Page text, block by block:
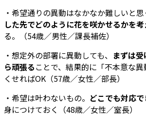
・希望通りの異動はなかなか難しいと思
した先でどのように花を咲かせるかを考
る。（54歳／男性／課長補佐）
・想定外の部署に異動しても、 まずは
ら頑張ることで、結果的に「不本意な
くせればOK（57歳／女性／部長）
・希望は叶わないもの。 どこでも対応
身につけておく（48歳／女性／室長）